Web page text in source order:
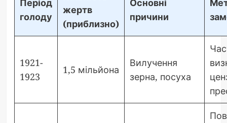
Період
голоду
жертв
(приблизно)
Основні
причини
1921-
1923
1,5 мільйона
Вилучення
зерна, посуха